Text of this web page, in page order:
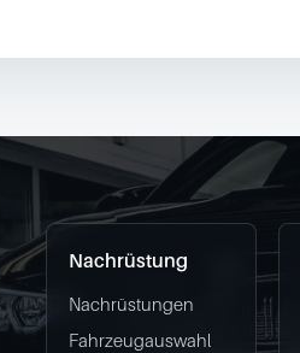
Nachrüstung
Nachrüstungen
Fahrzeugauswahl